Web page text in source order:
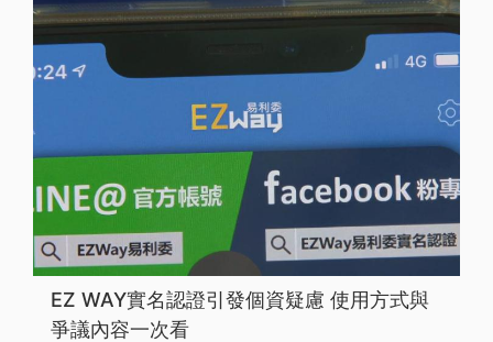
EZ WAY實名認證引發個資疑慮 使用方式與
爭議內容一次看